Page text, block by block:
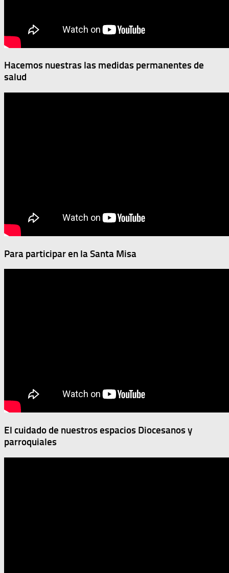
Hacemos nuestras las medidas permanentes de
salud
Para participar en la Santa Misa
El cuidado de nuestros espacios Diocesanos y
parroquiales